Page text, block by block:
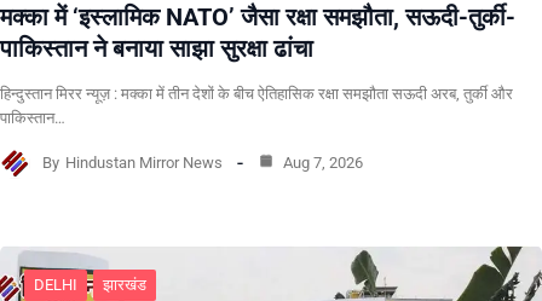
मक्का में ‘इस्लामिक NATO’ जैसा रक्षा समझौता, सऊदी-तुर्की-
पाकिस्तान ने बनाया साझा सुरक्षा ढांचा
हिन्दुस्तान मिरर न्यूज़ : मक्का में तीन देशों के बीच ऐतिहासिक रक्षा समझौता सऊदी अरब, तुर्की और
पाकिस्तान…
By Hindustan Mirror News Aug 7, 2026
DELHI झारखंड